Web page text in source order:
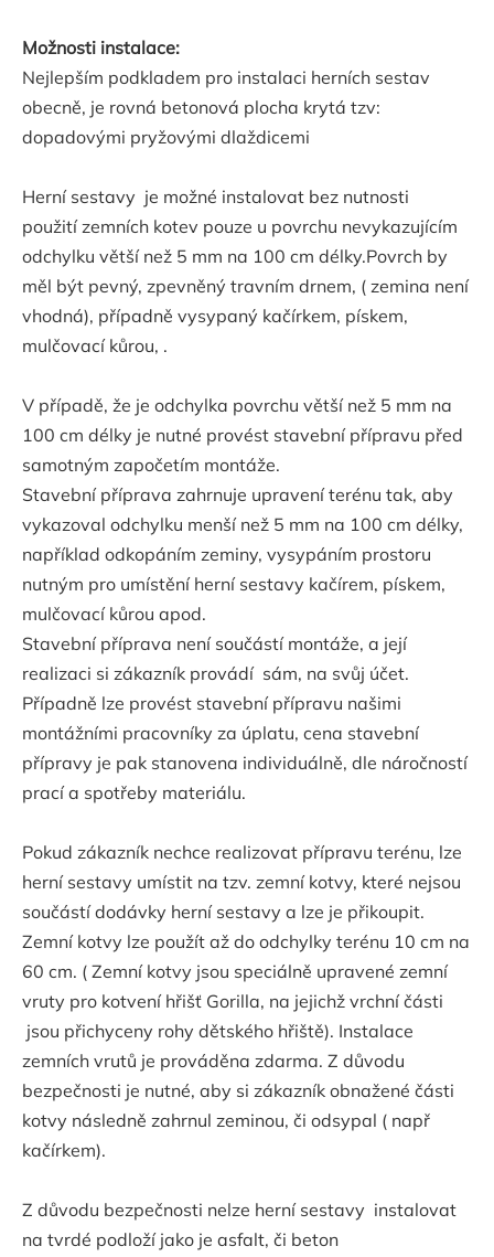
Možnosti instalace:
Nejlepším podkladem pro instalaci herních sestav
obecně, je rovná betonová plocha krytá tzv:
dopadovými pryžovými dlaždicemi
Herní sestavy je možné instalovat bez nutnosti
použití zemních kotev pouze u povrchu nevykazujícím
odchylku větší než 5 mm na 100 cm délky.Povrch by
měl být pevný, zpevněný travním drnem, ( zemina není
vhodná), případně vysypaný kačírkem, pískem,
mulčovací kůrou, .
V případě, že je odchylka povrchu větší než 5 mm na
100 cm délky je nutné provést stavební přípravu před
samotným započetím montáže.
Stavební příprava zahrnuje upravení terénu tak, aby
vykazoval odchylku menší než 5 mm na 100 cm délky,
například odkopáním zeminy, vysypáním prostoru
nutným pro umístění herní sestavy kačírem, pískem,
mulčovací kůrou apod.
Stavební příprava není součástí montáže, a její
realizaci si zákazník provádí sám, na svůj účet.
Případně lze provést stavební přípravu našimi
montážními pracovníky za úplatu, cena stavební
přípravy je pak stanovena individuálně, dle náročností
prací a spotřeby materiálu.
Pokud zákazník nechce realizovat přípravu terénu, lze
herní sestavy umístit na tzv. zemní kotvy, které nejsou
součástí dodávky herní sestavy a lze je přikoupit.
Zemní kotvy lze použít až do odchylky terénu 10 cm na
60 cm. ( Zemní kotvy jsou speciálně upravené zemní
vruty pro kotvení hřišť Gorilla, na jejichž vrchní části
jsou přichyceny rohy dětského hřiště). Instalace
zemních vrutů je prováděna zdarma. Z důvodu
bezpečnosti je nutné, aby si zákazník obnažené části
kotvy následně zahrnul zeminou, či odsypal ( např
kačírkem).
Z důvodu bezpečnosti nelze herní sestavy instalovat
na tvrdé podloží jako je asfalt, či beton